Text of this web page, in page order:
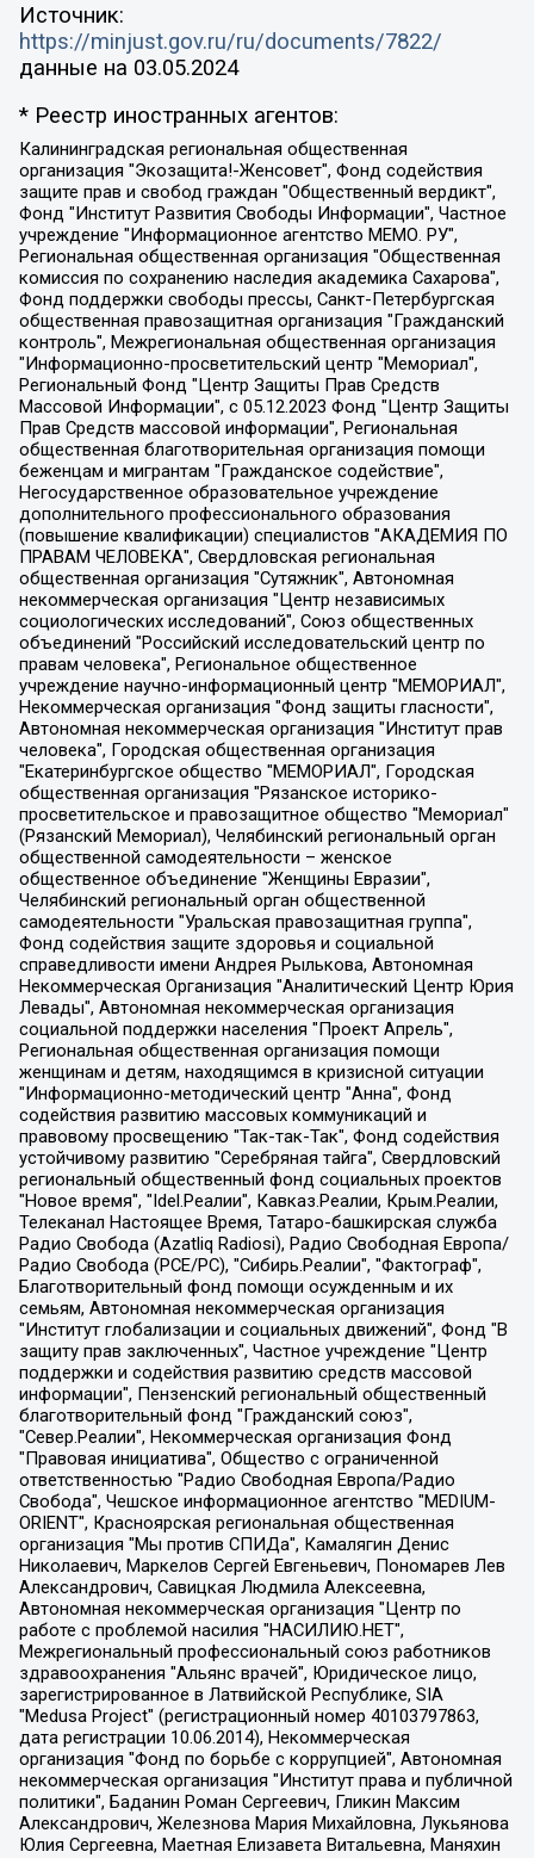
Источник:
https://minjust.gov.ru/ru/documents/7822/
данные на 03.05.2024
* Реестр иностранных агентов:
Калининградская региональная общественная организация "Экозащита!-Женсовет", Фонд содействия защите прав и свобод граждан "Общественный вердикт", Фонд "Институт Развития Свободы Информации", Частное учреждение "Информационное агентство МЕМО. РУ", Региональная общественная организация "Общественная комиссия по сохранению наследия академика Сахарова", Фонд поддержки свободы прессы, Санкт-Петербургская общественная правозащитная организация "Гражданский контроль", Межрегиональная общественная организация "Информационно-просветительский центр "Мемориал", Региональный Фонд "Центр Защиты Прав Средств Массовой Информации", с 05.12.2023 Фонд "Центр Защиты Прав Средств массовой информации", Региональная общественная благотворительная организация помощи беженцам и мигрантам "Гражданское содействие", Негосударственное образовательное учреждение дополнительного профессионального образования (повышение квалификации) специалистов "АКАДЕМИЯ ПО ПРАВАМ ЧЕЛОВЕКА", Свердловская региональная общественная организация "Сутяжник", Автономная некоммерческая организация "Центр независимых социологических исследований", Союз общественных объединений "Российский исследовательский центр по правам человека", Региональное общественное учреждение научно-информационный центр "МЕМОРИАЛ", Некоммерческая организация "Фонд защиты гласности", Автономная некоммерческая организация "Институт прав человека", Городская общественная организация "Екатеринбургское общество "МЕМОРИАЛ", Городская общественная организация "Рязанское историко-просветительское и правозащитное общество "Мемориал" (Рязанский Мемориал), Челябинский региональный орган общественной самодеятельности – женское общественное объединение "Женщины Евразии", Челябинский региональный орган общественной самодеятельности "Уральская правозащитная группа", Фонд содействия защите здоровья и социальной справедливости имени Андрея Рылькова, Автономная Некоммерческая Организация "Аналитический Центр Юрия Левады", Автономная некоммерческая организация социальной поддержки населения "Проект Апрель", Региональная общественная организация помощи женщинам и детям, находящимся в кризисной ситуации "Информационно-методический центр "Анна", Фонд содействия развитию массовых коммуникаций и правовому просвещению "Так-так-Так", Фонд содействия устойчивому развитию "Серебряная тайга", Свердловский региональный общественный фонд социальных проектов "Новое время", "Idel.Реалии", Кавказ.Реалии, Крым.Реалии, Телеканал Настоящее Время, Татаро-башкирская служба Радио Свобода (Azatliq Radiosi), Радио Свободная Европа/Радио Свобода (PCE/PC), "Сибирь.Реалии", "Фактограф", Благотворительный фонд помощи осужденным и их семьям, Автономная некоммерческая организация "Институт глобализации и социальных движений", Фонд "В защиту прав заключенных", Частное учреждение "Центр поддержки и содействия развитию средств массовой информации", Пензенский региональный общественный благотворительный фонд "Гражданский союз", "Север.Реалии", Некоммерческая организация Фонд "Правовая инициатива", Общество с ограниченной ответственностью "Радио Свободная Европа/Радио Свобода", Чешское информационное агентство "MEDIUM-ORIENT", Красноярская региональная общественная организация "Мы против СПИДа", Камалягин Денис Николаевич, Маркелов Сергей Евгеньевич, Пономарев Лев Александрович, Савицкая Людмила Алексеевна, Автономная некоммерческая организация "Центр по работе с проблемой насилия "НАСИЛИЮ.НЕТ", Межрегиональный профессиональный союз работников здравоохранения "Альянс врачей", Юридическое лицо, зарегистрированное в Латвийской Республике, SIA "Medusa Project" (регистрационный номер 40103797863, дата регистрации 10.06.2014), Некоммерческая организация "Фонд по борьбе с коррупцией", Автономная некоммерческая организация "Институт права и публичной политики", Баданин Роман Сергеевич, Гликин Максим Александрович, Железнова Мария Михайловна, Лукьянова Юлия Сергеевна, Маетная Елизавета Витальевна, Маняхин Петр Борисович, Чуракова Ольга Владимировна, Ярош Юлия Петровна, Юридическое лицо "The Insider SIA", зарегистрированное в Риге, Латвийская Республика (дата регистрации 26.06.2015), являющееся администратором доменного имени интернет-издания "The Insider SIA", https://theins.ru, Постернак Алексей Евгеньевич, Рубин Михаил Аркадьевич, Анин Роман Александрович, Юридическое лицо Istories fonds, зарегистрированное в Латвийской Республике (регистрационный номер 50008295751, дата регистрации 24.02.2020), Великовский Дмитрий Александрович, Долинина Ирина Николаевна, Мароховская Алеся Алексеевна, Шлейнов Роман Юрьевич, Шмагун Олеся Валентиновна, Общество с ограниченной ответственностью "Альтаир 2021", Общество с ограниченной ответственностью "Вега 2021", Общество с ограниченной ответственностью "Главный редактор 2021", Общество с ограниченной ответственностью "Ромашки монолит", Важенков Артем Валерьевич, Ивановская областная общественная организация "Центр гендерных исследований", Гурман Юрий Альбертович, Медиапроект "ОВД-Инфо", Егоров Владимир Владимирович, Жилинский Владимир Александрович, Общество с ограниченной ответственностью "ЗП", Иванова София Юрьевна, Карезина Инна Павловна, Кильтау Екатерина Викторовна, Петров Алексей Викторович, Пискунов Сергей Евгеньевич, Смирнов Сергей Сергеевич, Тихонов Михаил Сергеевич, Общество с ограниченной ответственностью "ЖУРНАЛИСТ-ИНОСТРАННЫЙ АГЕНТ", Арапова Галина Юрьевна, Вольтская Татьяна Анатольевна, Американская компания "Mason G.E.S. Anonymous Foundation" (США), являющаяся владельцем интернет-издания https://mnews.world/, Компания "Stichting Bellingcat", зарегистрированная в Нидерландах (дата регистрации 11.07.2018), Захаров Андрей Вячеславович, Клепиковская Екатерина Дмитриевна, Общество с ограниченной ответственностью "МЕМО", Перл Роман Александрович, Симонов Евгений Алексеевич, Соловьева Елена Анатольевна, Сотников Даниил Владимирович, Сурначева Елизавета Дмитриевна, Автономная некоммерческая организация по защите прав человека и информированию населения "Якутия – Наше Мнение", Общество с ограниченной ответственностью "Москоу диджитал медиа", с 26.01.2023 Общество с ограниченной ответственностью "Чайка Белые сады", Ветошкина Валерия Валерьевна, Заговора Максим Александрович, Межрегиональное общественное движение "Российская ЛГБТ - сеть", Оленичев Максим Владимирович, Павлов Иван Юрьевич, Скворцова Елена Сергеевна, Общество с ограниченной ответственностью "Как бы инагент", Кочетков Игорь Викторович, Общество с ограниченной ответственностью "Честные выборы", Еланчик Олег Александрович, Общество с ограниченной ответственностью "Нобелевский призыв", Гималова Регина Эмилевна, Григорьев Андрей Валерьевич, Григорьева Алина Александровна, Ассоциация по содействию защите прав призывников, альтернативнослужащих и военнослужащих "Правозащитная группа "Гражданин.Армия.Право", Хисамова Регина Фаритовна, Автономная некоммерческая организация по реализации социально-правовых программ "Лилит", Дальневосточное общественное движение "Маяк", Санкт-Петербургская ЛГБТ-инициативная группа "Выход", Инициативная группа ЛГБТ+ "Реверс", Алексеев Андрей Викторович, Бекбулатова Таисия Львовна, Беляев Иван Михайлович, Владыкина Елена Сергеевна, Гельман Марат Александрович, Никульшина Вероника Юрьевна, Толоконникова Надежда Андреевна, Шендерович Виктор Анатольевич, Общество с ограниченной ответственностью "Данное сообщение", Общество с ограниченной ответственностью Издательский дом "Новая глава", Айнбиндер Александра Александровна, Московский комьюнити-центр для ЛГБТ+инициатив, Благотворительный фонд развития филантропии, Deutsche Welle (Германия, Kurt-Schumacher-Strasse 3, 53113 Bonn), Борзунова Мария Михайловна, Воробьев Виктор Викторович, Голубева Анна Львовна, Константинова Алла Михайловна, Малкова Ирина Владимировна, Мурадов Мурад Абдулгалимович, Осетинская Елизавета Николаевна, Понасенков Евгений Николаевич, Ганапольский Матвей Юрьевич, Киселев Евгений Алексеевич, Борухович Ирина Григорьевна, Дремин Иван Тимофеевич, Дубровский Дмитрий Викторович, Красноярская региональная общественная организация поддержки и развития альтернативных образовательных технологий и межкультурных коммуникаций "ИНТЕРРА", Маяковская Екатерина Алексеевна, Фейгин Марк Захарович, Филимонов Андрей Викторович, Дзугкоева Регина Николаевна, Доброхотов Роман Александрович, Дудь Юрий Александрович, Елкин Сергей Владимирович, Кругликов Кирилл Игоревич, Сабунаева Мария Леонидовна, Семенов Алексей Владимирович, Шаинян Карен Багратович, Шульман Екатерина Михайловна, Асафьев Артур Валерьевич, Вахштайн Виктор Семенович, Венедиктов Алексей Алексеевич, Лушникова Екатерина Евгеньевна, Волков Леонид Михайлович, Невзоров Александр Глебович, Пархоменко Сергей Борисович, Сироткин Ярослав Николаевич, Кара-Мурза Владимир Владимирович, Баранова Наталья Владимировна, Гозман Леонид Яковлевич, Кагарлицкий Борис Юльевич, Климарев Михаил Валерьевич, Милов Владимир Станиславович, Автономная некоммерческая организация Краснодарский центр современного искусства "Типография", Моргенштерн Алишер Тагирович, Соболь Любовь Эдуардовна, Общество с ограниченной ответственностью "ЛИЗА НОРМ", Каспаров Гарри Кимович, Ходорковский Михаил Борисович, Общество с ограниченной ответственностью "Апрельские тезисы", Данилович Ирина Брониславовна, Кашин Олег Владимирович, Петров Николай Владимирович, Пивоваров Алексей Владимирович, Соколов Михаил Владимирович, Цветкова Юлия Владимировна, Чичваркин Евгений Александрович, Комитет против пыток/Команда против пыток, Общество с ограниченной ответственностью "Первый научный", Общество с ограниченной ответственностью "Вертолет и ко", Белоцерковская Вероника Борисовна, Кац Максим Евгеньевич, Лазарева Татьяна Юрьевна, Шаведдинов Руслан Табризович, Яшин Илья Валерьевич, Общество с ограниченной ответственностью "Иноагент ААВ", Алешковский Дмитрий Петрович, Альбац Евгения Марковна, Быков Дмитрий Львович, Галямина Юлия Евгеньевна, Лойко Сергей Леонидович, Мартынов Кирилл Константинович, Медведев Сергей Александрович, Крашенинников Федор Геннадиевич, Гордеева Катерина Вл